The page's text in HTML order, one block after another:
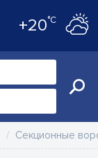
+20°C
Секционные